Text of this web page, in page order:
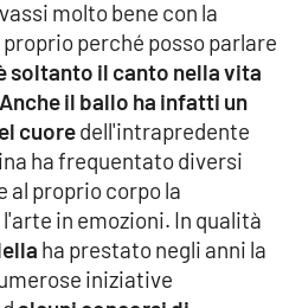
Grippo
molto bene con la
perché posso parlare
soltanto il canto nella vita
il ballo ha infatti un
cuoredell'intrapredente
ha frequentato diversi
al proprio corpo la
in emozioni. In qualità
ha prestato negli anni la
iniziative